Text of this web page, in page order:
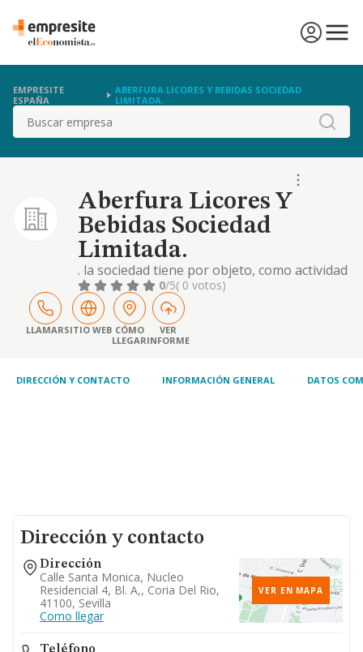
EMPRESITE
ESPAÑA
ABERFURA LICORES Y BEBIDAS SOCIEDAD
LIMITADA.
Buscar
Aberfura Licores Y
Bebidas Sociedad
Limitada.
. la sociedad tiene por objeto, como actividad
principal, el establecimiento de bebidas -
cnae 56.30-. además tendrá por objeto:-
restaurantes y puestos de comidas.
provisión de comidas preparadas para
eventos. otros servicios de comidas. hoteles
turísticos
0/5( 0 votos)
LLAMARSITIO WEB CÓMO
LLEGAR
VER
INFORME
DIRECCIÓN Y CONTACTO INFORMACIÓN GENERAL DATOS
Dirección y contacto
Dirección
Calle Santa Monica, Nucleo
Residencial 4, Bl. A,, Coria Del Rio,
41100, Sevilla
Como llegar
VER EN MAPA